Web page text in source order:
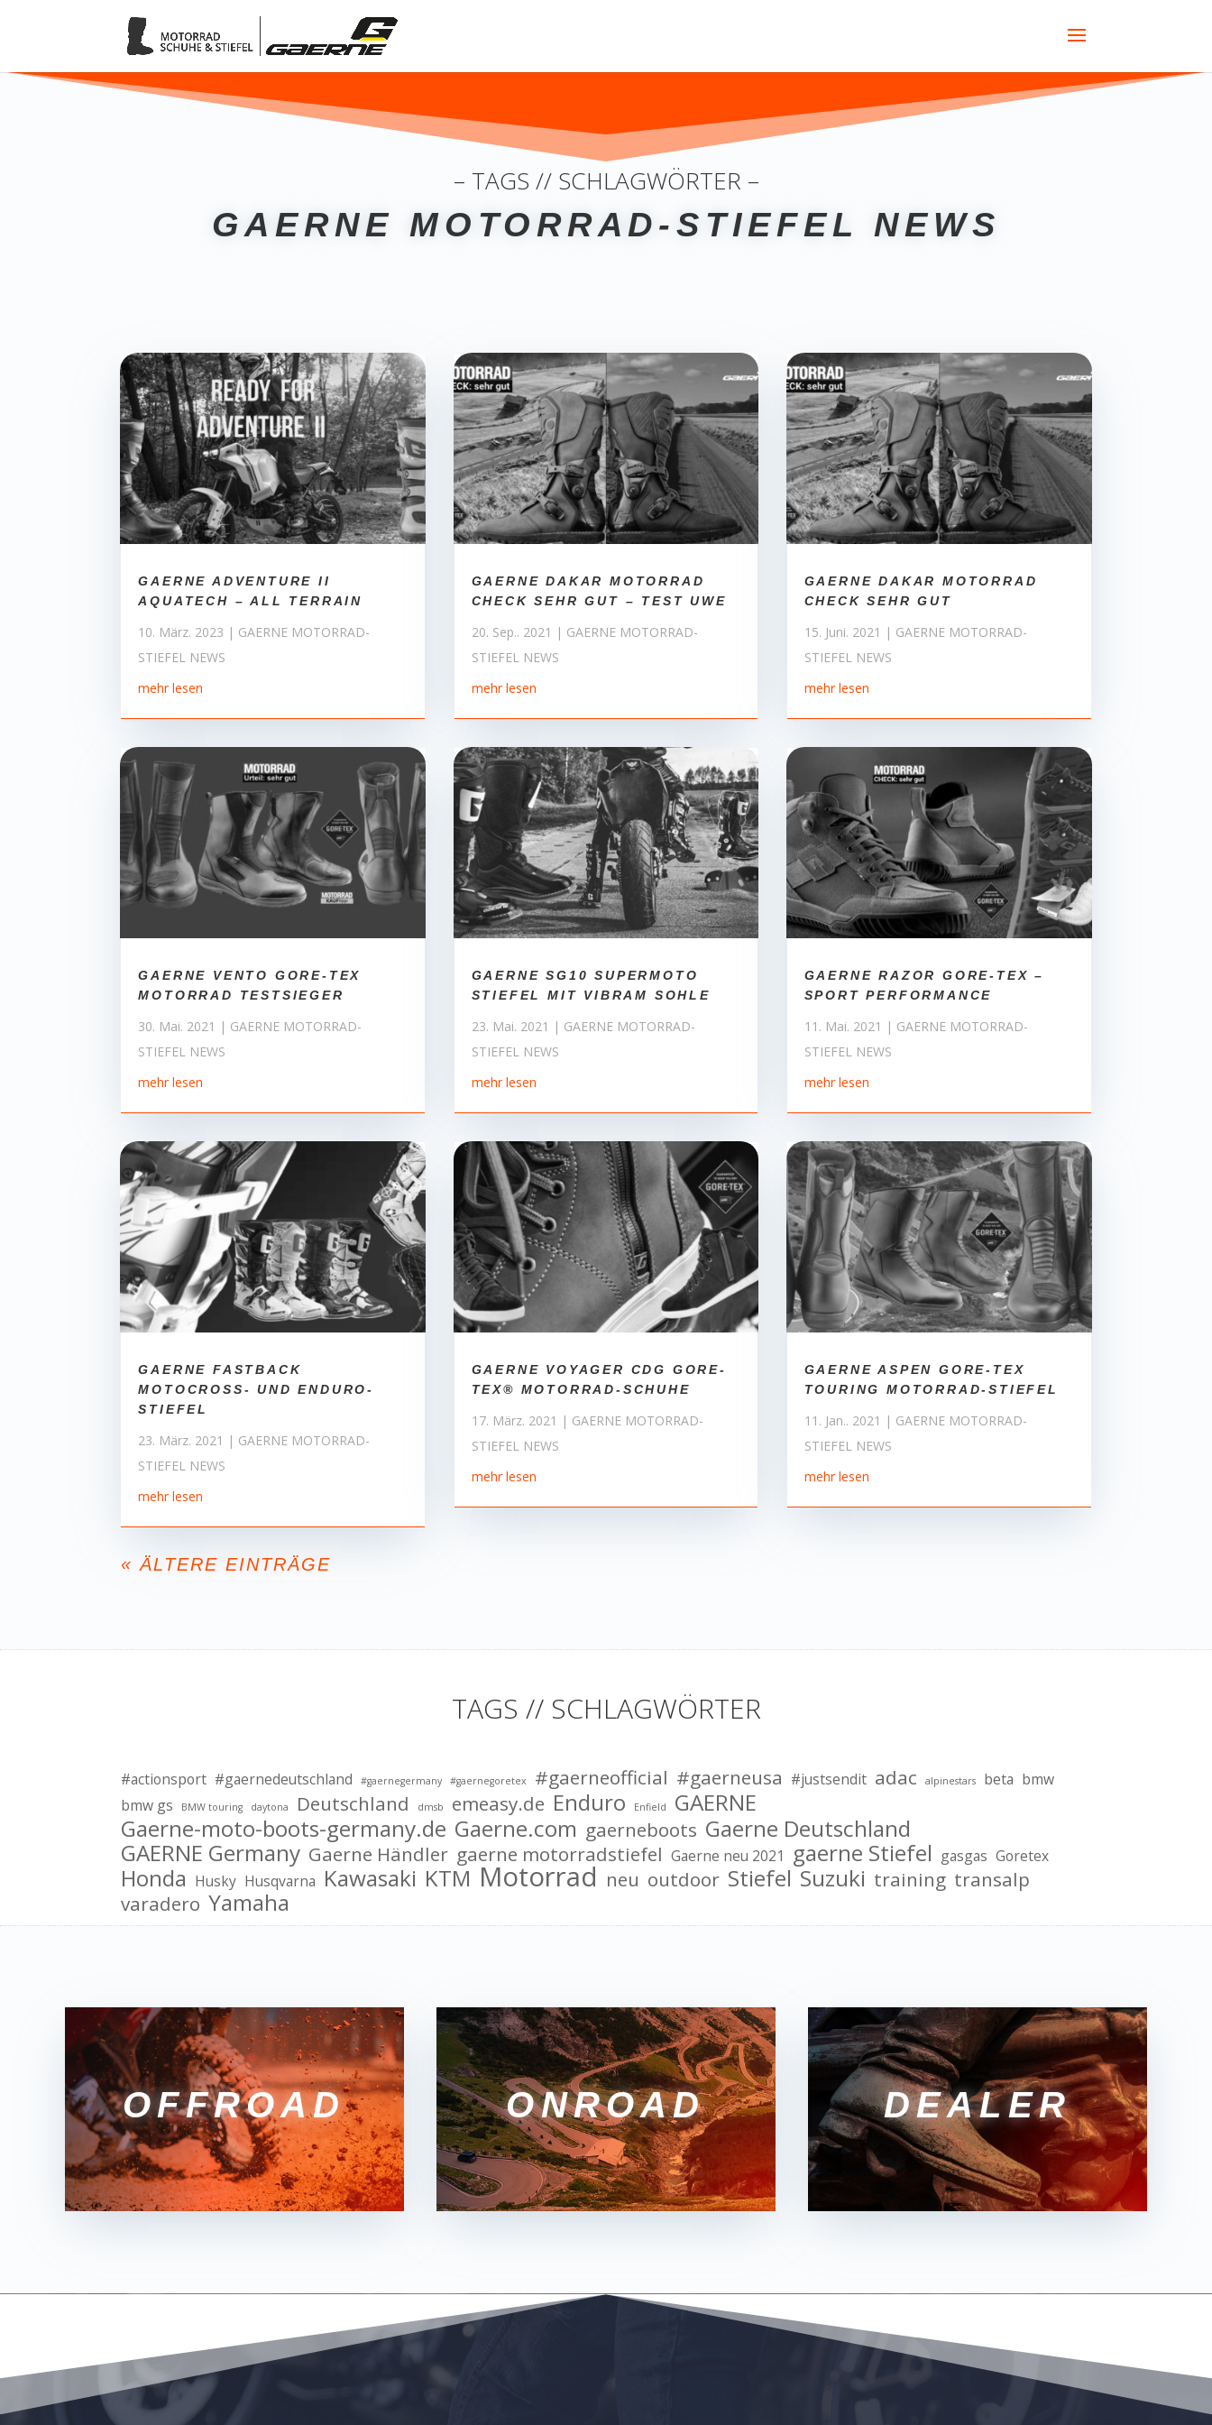
– TAGS // SCHLAGWÖRTER –
GAERNE MOTORRAD-STIEFEL NEWS
GAERNE ADVENTURE II
AQUATECH – ALL TERRAIN
10. März. 2023 | GAERNE MOTORRAD-
STIEFEL NEWS
mehr lesen
GAERNE VENTO GORE-TEX
MOTORRAD TESTSIEGER
30. Mai. 2021 | GAERNE MOTORRAD-
STIEFEL NEWS
mehr lesen
GAERNE FASTBACK
MOTOCROSS- UND ENDURO-
STIEFEL
23. März. 2021 | GAERNE MOTORRAD-
STIEFEL NEWS
mehr lesen
GAERNE DAKAR MOTORRAD
CHECK SEHR GUT – TEST UWE
20. Sep.. 2021 | GAERNE MOTORRAD-
STIEFEL NEWS
mehr lesen
GAERNE SG10 SUPERMOTO
STIEFEL MIT VIBRAM SOHLE
23. Mai. 2021 | GAERNE MOTORRAD-
STIEFEL NEWS
mehr lesen
GAERNE VOYAGER CDG GORE-
TEX® MOTORRAD-SCHUHE
17. März. 2021 | GAERNE MOTORRAD-
STIEFEL NEWS
mehr lesen
GAERNE DAKAR MOTORRAD
CHECK SEHR GUT
15. Juni. 2021 | GAERNE MOTORRAD-
STIEFEL NEWS
mehr lesen
GAERNE RAZOR GORE-TEX –
SPORT PERFORMANCE
11. Mai. 2021 | GAERNE MOTORRAD-
STIEFEL NEWS
mehr lesen
GAERNE ASPEN GORE-TEX
TOURING MOTORRAD-STIEFEL
11. Jan.. 2021 | GAERNE MOTORRAD-
STIEFEL NEWS
mehr lesen
« ÄLTERE EINTRÄGE
TAGS // SCHLAGWÖRTER
#actionsport #gaernedeutschland #gaernegermany #gaernegoretex #gaerneofficial #gaerneusa #justsendit adac alpinestars beta bmw
bmw gs
BMW touring daytona Deutschland dmsb emeasy.de Enduro Enfield
GAERNE
Gaerne-moto-boots-germany.de Gaerne.com gaerneboots Gaerne Deutschland
GAERNE Germany Gaerne Händler gaerne motorradstiefel Gaerne neu 2021 gaerne Stiefel gasgas Goretex
Honda Husky Husqvarna Kawasaki KTM Motorrad neu outdoor Stiefel Suzuki training transalp
varadero Yamaha
OFFROAD ONROAD DEALER